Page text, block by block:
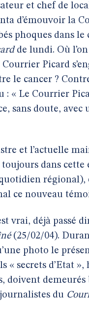
et chef de
d’émouvoir la
phoques dans
de lundi. Où
Picard
le cancer ?
: « Le Courrier
sans doute,
et l’actuelle
dans
régional),
ce nouveau
vrai, déjà passé
(25/02/04).
photo le
« secrets d’Etat
doivent
du